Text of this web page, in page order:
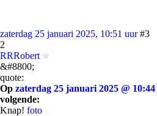
zaterdag 25 januari 2025, 10:51 uur #3
2
RRRobert
&#8800;
quote:
Op zaterdag 25 januari 2025 @ 10:44
volgende:
Knap! foto